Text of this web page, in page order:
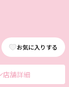
お気に入りする
店舗詳細